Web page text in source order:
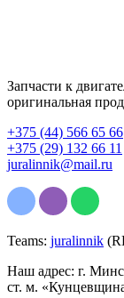
Запчасти к
оригинальная
+375 (44) 566 65 66
+375 (29) 132 66 11
juralinnik@mail.ru
Teams: juralinnik
Наш адрес: г.
ст. м.